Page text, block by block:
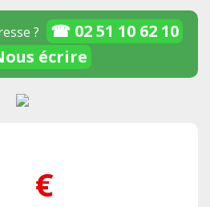
?
☎ 02 51 10 62 10
écrire
€